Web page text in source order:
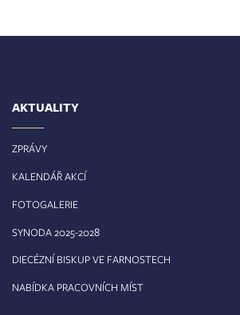
AKTUALITY
ZPRÁVY
KALENDÁŘ AKCÍ
FOTOGALERIE
SYNODA 2025-2028
DIECÉZNÍ BISKUP VE FARNOSTECH
NABÍDKA PRACOVNÍCH MÍST